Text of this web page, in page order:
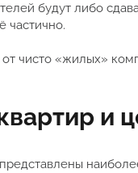
будут либо
частично.
чисто «жилых»
и